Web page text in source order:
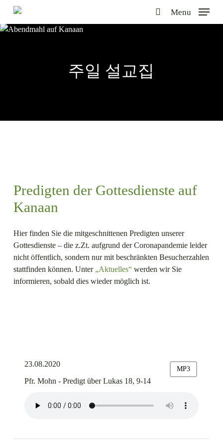
Skip
main
search
Menu
주일 설교집
Predigten der Gottesdienste auf
Kanaan
Hier finden Sie die mitgeschnittenen Predigten unserer
Gottesdienste – die z.Zt. aufgrund der Coronapandemie leider
nicht öffentlich, sondern nur mit beschränkten Besucherzahlen
stattfinden können. Unter „Aktuelles“werden wir Sie
informieren, sobald dies wieder möglich ist.
23.08.2020
Pfr. Mohn - Predigt über Lukas 18, 9-14
MP3